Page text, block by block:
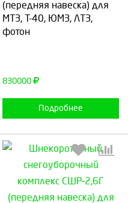
(передняя навеска) для
МТЗ, Т-40, ЮМЗ, ЛТЗ,
фотон
830000
Подробнее
Продолжить Отмена